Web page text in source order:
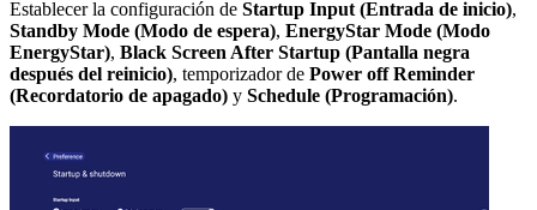
Establecer la configuración de Startup Input (Entrada de inicio),
Standby Mode (Modo de espera), EnergyStar Mode (Modo
EnergyStar), Black Screen After Startup (Pantalla negra
después del reinicio), temporizador de Power off Reminder
(Recordatorio de apagado) y Schedule (Programación).